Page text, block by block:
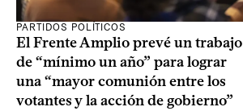
PARTIDOS POLÍTICOS
El Frente Amplio prevé un trabajo
de “mínimo un año” para lograr
una “mayor comunión entre los
votantes y la acción de gobierno”